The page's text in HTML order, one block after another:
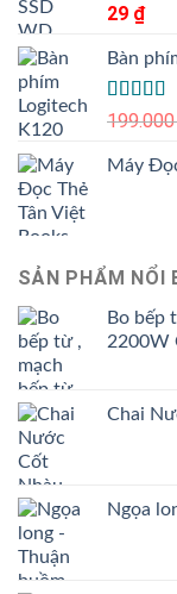
29 ₫
Bàn
Được
4.00
5
sao
Máy
SẢN PHẨM NỔI
Bo bếp
2200W
Chai
Ngọa